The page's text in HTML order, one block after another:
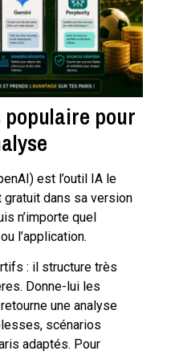
populaire pour
est l’outil IA le
dans sa version
n’importe quel
l’application.
: il structure très
Donne-lui les
une analyse
scénarios
adaptés. Pour